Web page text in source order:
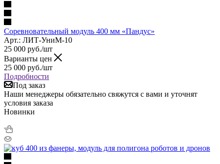
Соревновательный модуль 400 мм «Пандус»
Арт.: ЛИТ-УниМ-10
25 000 руб./шт
Варианты цен
25 000 руб./шт
Подробности
Под заказ
Наши менеджеры обязательно свяжутся с вами и уточнят
условия заказа
Новинки